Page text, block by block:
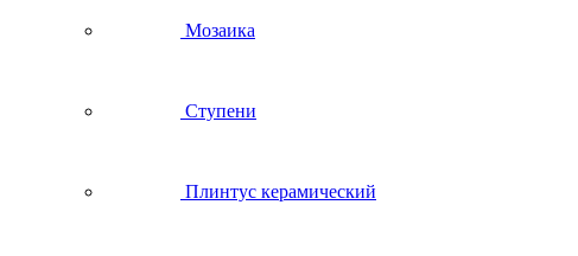
Мозаика
Ступени
Плинтус керамический